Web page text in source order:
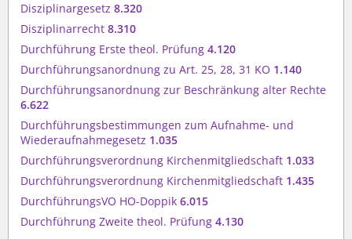
Disziplinargesetz 8.320
Disziplinarrecht 8.310
Durchführung Erste theol. Prüfung 4.120
Durchführungsanordnung zu Art. 25, 28, 31 KO 1.140
Durchführungsanordnung zur Beschränkung alter Rechte
6.622
Durchführungsbestimmungen zum Aufnahme- und
Wiederaufnahmegesetz 1.035
Durchführungsverordnung Kirchenmitgliedschaft 1.033
Durchführungsverordnung Kirchenmitgliedschaft 1.435
DurchführungsVO HO-Doppik 6.015
Durchführung Zweite theol. Prüfung 4.130